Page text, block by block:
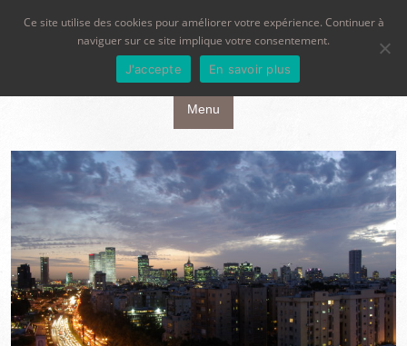
Menu
Aller au contenu principal
Ce site utilise des cookies pour améliorer votre expérience. Continuer à
naviguer sur ce site implique votre consentement.
J'accepte En savoir plus